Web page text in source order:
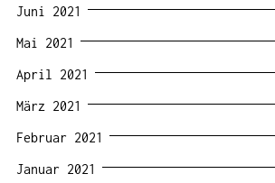
Juni 2021
Mai 2021
April 2021
März 2021
Februar 2021
Januar 2021